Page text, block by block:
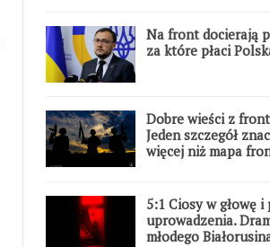
Na front docierają
za które płaci
Dobre wieści z
Jeden szczegół
więcej niż mapa
5:1 Ciosy w głowę i
uprowadzenia.
młodego